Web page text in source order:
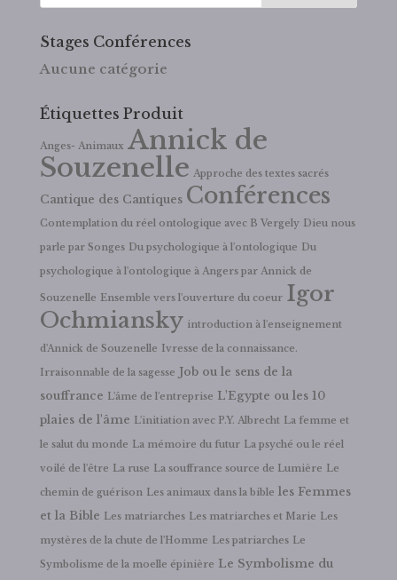
Stages Conférences
Aucune catégorie
Étiquettes Produit
Anges- Animaux Annick de
Souzenelle Approche des textes sacrés
Cantique des Cantiques Conférences
Contemplation du réel ontologique avec B Vergely Dieu nous
parle par Songes Du psychologique à l'ontologique Du
psychologique à l'ontologique à Angers par Annick de
Souzenelle Ensemble vers l'ouverture du coeur Igor
Ochmiansky introduction à l'enseignement
d'Annick de Souzenelle Ivresse de la connaissance.
Irraisonnable de la sagesse Job ou le sens de la
souffrance L'âme de l'entreprise L'Egypte ou les 10
plaies de l'âme L'initiation avec P.Y. Albrecht La femme et
le salut du monde La mémoire du futur La psyché ou le réel
voilé de l'être La ruse La souffrance source de Lumière Le
chemin de guérison Les animaux dans la bible
les Femmes
et la Bible Les matriarches Les matriarches et Marie Les
mystères de la chute de l'Homme Les patriarches Le
Symbolisme de la moelle épinière Le Symbolisme du